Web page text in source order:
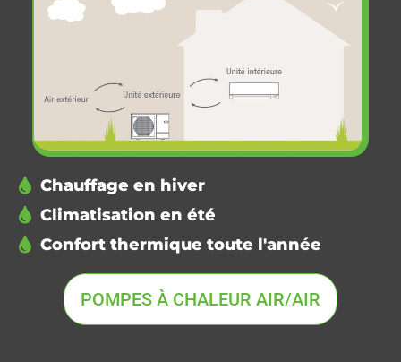
Chauffage en hiver
Climatisation en été
Confort thermique toute l'année
POMPES À CHALEUR AIR/AIR